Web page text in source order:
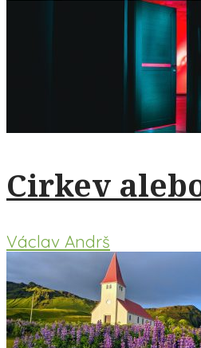
Cirkev
Václav Andrš